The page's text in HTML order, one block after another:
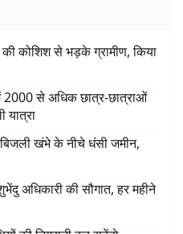
कोशिश से भड़के ग्रामीण, किया
2000 से अधिक छात्र-छात्राओं
यात्रा
बिजली खंभे के नीचे धंसी जमीन,
अधिकारी की सौगात, हर महीने